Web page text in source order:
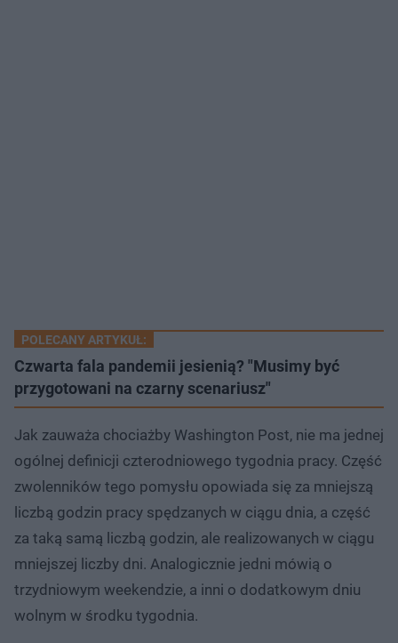
POLECANY ARTYKUŁ:
Czwarta fala pandemii jesienią? "Musimy być
przygotowani na czarny scenariusz"
Jak zauważa chociażby Washington Post, nie ma jednej
ogólnej definicji czterodniowego tygodnia pracy. Część
zwolenników tego pomysłu opowiada się za mniejszą
liczbą godzin pracy spędzanych w ciągu dnia, a część
za taką samą liczbą godzin, ale realizowanych w ciągu
mniejszej liczby dni. Analogicznie jedni mówią o
trzydniowym weekendzie, a inni o dodatkowym dniu
wolnym w środku tygodnia.